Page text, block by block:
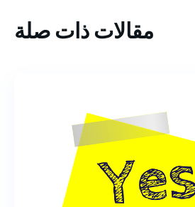
مقالات ذات صلة